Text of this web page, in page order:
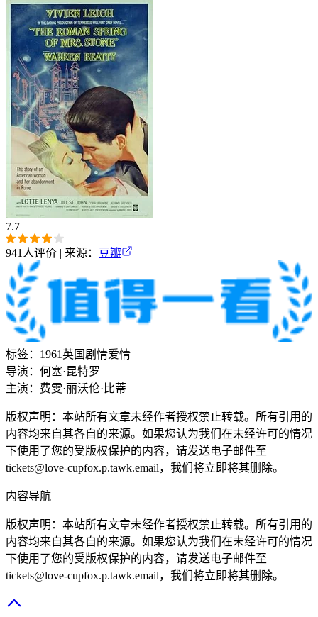
7.7
941人评价 | 来源： 豆瓣
标签： 1961 英国 剧情爱情
导演： 何塞·昆特罗
主演： 费雯·丽沃伦·比蒂
版权声明：本站所有文章未经作者授权禁止转载。所有引用的
内容均来自其各自的来源。如果您认为我们在未经许可的情况
下使用了您的受版权保护的内容，请发送电子邮件至
tickets@love-cupfox.p.tawk.email，我们将立即将其删除。
内容导航
版权声明：本站所有文章未经作者授权禁止转载。所有引用的
内容均来自其各自的来源。如果您认为我们在未经许可的情况
下使用了您的受版权保护的内容，请发送电子邮件至
tickets@love-cupfox.p.tawk.email，我们将立即将其删除。